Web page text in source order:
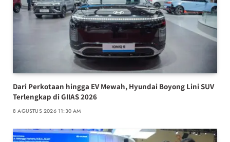
Dari Perkotaan hingga EV Mewah, Hyundai Boyong Lini SUV
Terlengkap di GIIAS 2026
8 AGUSTUS 2026 11:30 AM